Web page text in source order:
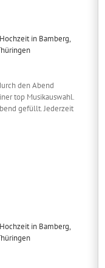
den Abend
top Musikauswahl.
gefüllt. Jederzeit